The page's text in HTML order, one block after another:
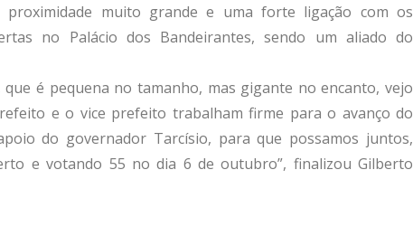
proximidade muito grande e uma forte ligação com os
no Palácio dos Bandeirantes, sendo um aliado do
é pequena no tamanho, mas gigante no encanto, vejo
e o vice prefeito trabalham firme para o avanço do
do governador Tarcísio, para que possamos juntos,
e votando 55 no dia 6 de outubro”, finalizou Gilberto